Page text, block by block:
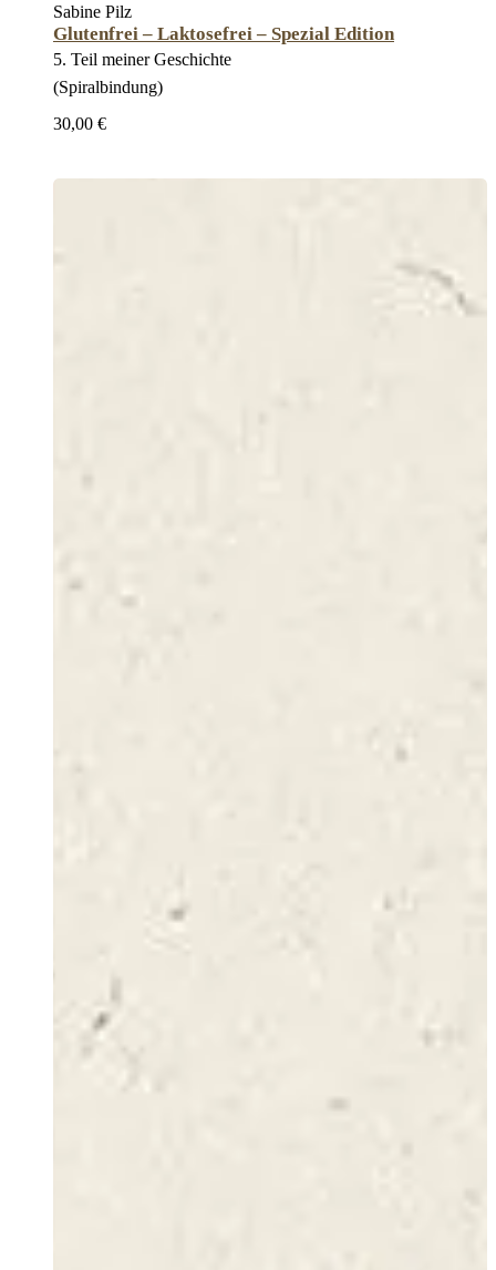
Sabine Pilz
Glutenfrei – Laktosefrei – Spezial Edition
5. Teil meiner Geschichte
(Spiralbindung)
30,00 €